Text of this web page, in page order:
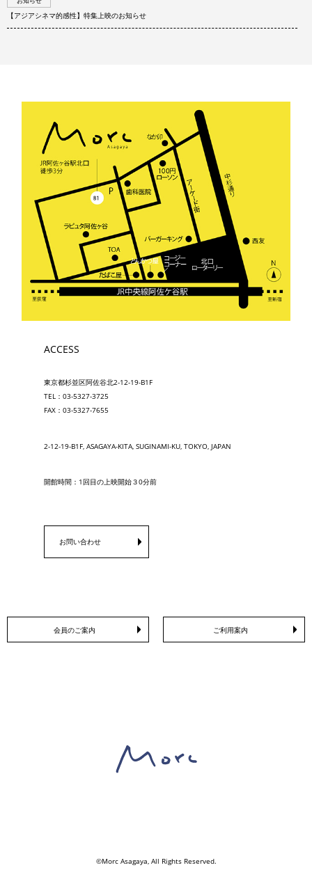
【アジアシネマ的感性】特集上映のお知らせ
ACCESS
東京都杉並区阿佐谷北2-12-19-B1F
TEL：03-5327-3725
FAX：03-5327-7655
2-12-19-B1F, ASAGAYA-KITA, SUGINAMI-KU, TOKYO, JAPAN
開館時間：1回目の上映開始３0分前
お問い合わせ
会員のご案内 ご利用案内
©Morc Asagaya, All Rights Reserved.